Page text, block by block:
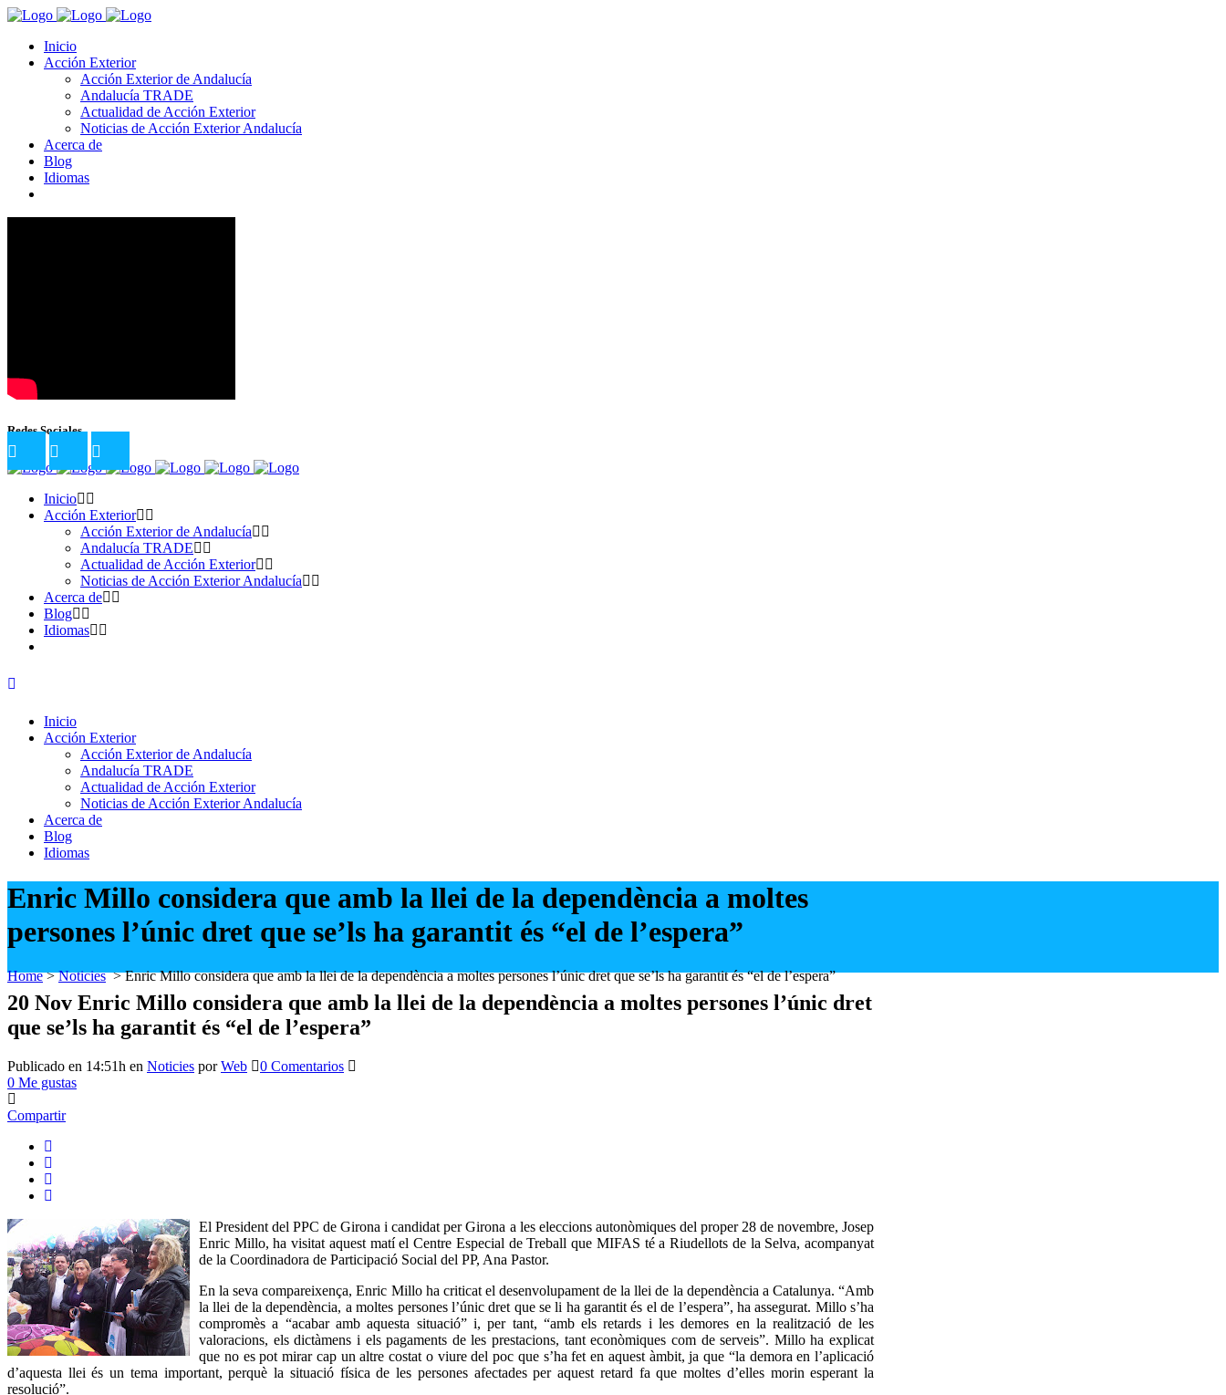
Inicio
Acción Exterior
Acción Exterior de Andalucía
Andalucía TRADE
Actualidad de Acción Exterior
Noticias de Acción Exterior Andalucía
Acerca de
Blog
Idiomas
Redes Sociales
Inicio
Acción Exterior
Acción Exterior de Andalucía
Andalucía TRADE
Actualidad de Acción Exterior
Noticias de Acción Exterior Andalucía
Acerca de
Blog
Idiomas
Inicio
Acción Exterior
Acción Exterior de Andalucía
Andalucía TRADE
Actualidad de Acción Exterior
Noticias de Acción Exterior Andalucía
Acerca de
Blog
Idiomas
Enric Millo considera que amb la llei de la dependència a moltes
persones l’únic dret que se’ls ha garantit és “el de l’espera”
Home>Noticies >Enric Millo considera que amb la llei de la dependència a moltes persones l’únic dret que se’ls ha garantit és “el de l’espera”
20 Nov Enric Millo considera que amb la llei de la dependència a moltes persones l’únic dret
que se’ls ha garantit és “el de l’espera”
Publicado en 14:51h en Noticies porWeb
0 Comentarios
0 Me gustas
Compartir
El President del PPC de Girona i candidat per Girona a les eleccions autonòmiques del proper 28 de novembre, Josep
Enric Millo, ha visitat aquest matí el Centre Especial de Treball que MIFAS té a Riudellots de la Selva, acompanyat
de la Coordinadora de Participació Social del PP, Ana Pastor.
En la seva compareixença, Enric Millo ha criticat el desenvolupament de la llei de la dependència a Catalunya. “Amb
la llei de la dependència, a moltes persones l’únic dret que se li ha garantit és el de l’espera”, ha assegurat. Millo s’ha
compromès a “acabar amb aquesta situació” i, per tant, “amb els retards i les demores en la realització de les
valoracions, els dictàmens i els pagaments de les prestacions, tant econòmiques com de serveis”. Millo ha explicat
que no es pot mirar cap un altre costat o viure del poc que s’ha fet en aquest àmbit, ja que “la demora en l’aplicació
d’aquesta llei és un tema important, perquè la situació física de les persones afectades per aquest retard fa que moltes d’elles morin esperant la
resolució”.